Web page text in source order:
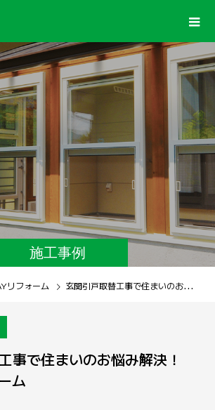
施工事例
リフォーム 玄関引戸取替工事で住まいのお悩み解決！ １DAYリフォーム
事で住まいのお悩み解決！
ム